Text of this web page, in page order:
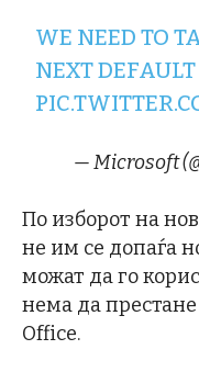
WE NEED TO
NEXT DEFAULT
— Microsoft
По изборот на
не им се допаѓа
можат да го
нема да
Office.